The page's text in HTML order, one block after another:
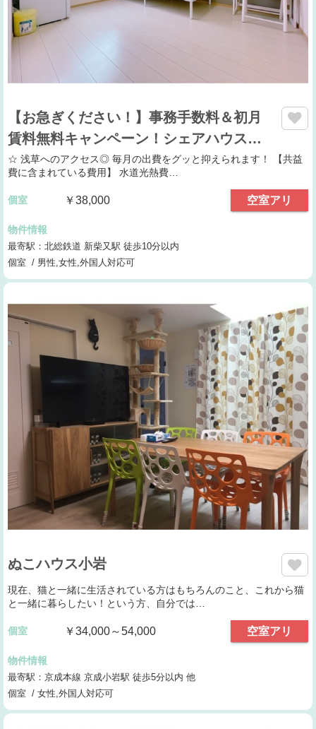
【お急ぎください！】事務手数料＆初月
賃料無料キャンペーン！シェアハウス…
☆ 浅草へのアクセス◎ 毎月の出費をグッと抑えられます！ 【共益
費に含まれている費用】 水道光熱費…
個室 ￥38,000 空室アリ
物件情報
最寄駅：北総鉄道 新柴又駅 徒歩10分以内
個室 / 男性,女性,外国人対応可
ぬこハウス小岩
現在、猫と一緒に生活されている方はもちろんのこと、これから猫
と一緒に暮らしたい！という方、自分では…
個室 ￥34,000～54,000 空室アリ
物件情報
最寄駅：京成本線 京成小岩駅 徒歩5分以内 他
個室 / 女性,外国人対応可